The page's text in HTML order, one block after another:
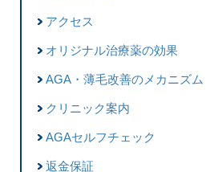
アクセス
オリジナル治療薬の効果
AGA・薄毛改善のメカニズム
クリニック案内
AGAセルフチェック
返金保証